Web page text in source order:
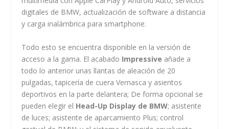
digitales de BMW, actualización de software a distancia
y carga inalámbrica para smartphone.
Todo esto se encuentra disponible en la versión de
acceso a la gama. El acabado Impressive añade a
todo lo anterior unas llantas de aleación de 20
pulgadas, tapicería de cuera Vernasca y asientos
deportivos en la parte delantera; De forma opcional se
pueden elegir el Head-Up Display de BMW; asistente
de luces; asistente de aparcamiento Plus; control